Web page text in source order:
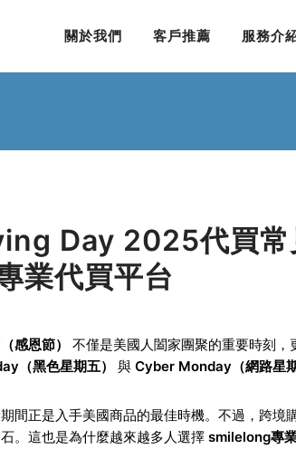
關於我們 客戶推薦 服務介
Day 2025代買常
業代買平台
感恩節）
不僅是美國人闔家團聚的重要時刻
（黑色星期五） 與 Cyber Monday（網路星期
間正是入手美國商品的最佳時機。不過，跨境
。這也是為什麼越來越多人選擇 smilelong專